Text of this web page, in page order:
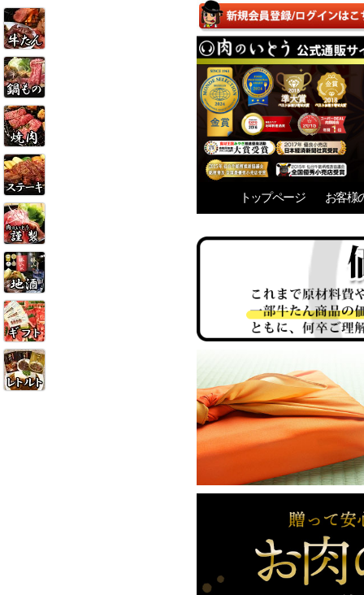
トップページ お客様